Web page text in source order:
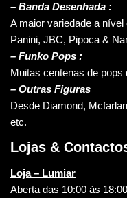
– Banda Desenhada :
A maior variedade a
Panini, JBC, Pipoca &
– Funko Pops :
Muitas centenas de
– Outras Figuras
Desde Diamond,
etc.
Lojas &
Loja – Lumiar
Aberta das 10:00 às